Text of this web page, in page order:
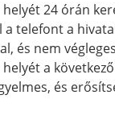
helyét 24 órán
a telefont a
és nem
a
és